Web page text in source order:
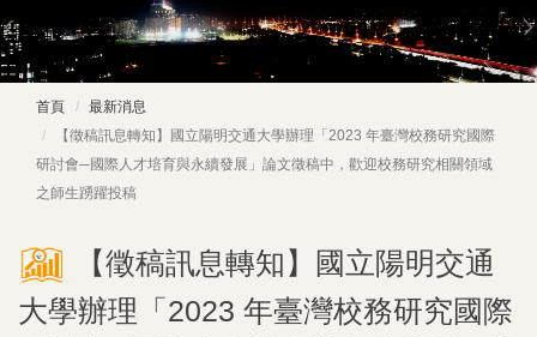
首頁
最新消息
【徵稿訊息轉知】國立陽明交通大學辦理「2023 年臺灣校務研究國際
研討會─國際人才培育與永續發展」論文徵稿中，歡迎校務研究相關領域
之師生踴躍投稿
【徵稿訊息轉知】國立陽明交通
大學辦理「2023 年臺灣校務研究國際